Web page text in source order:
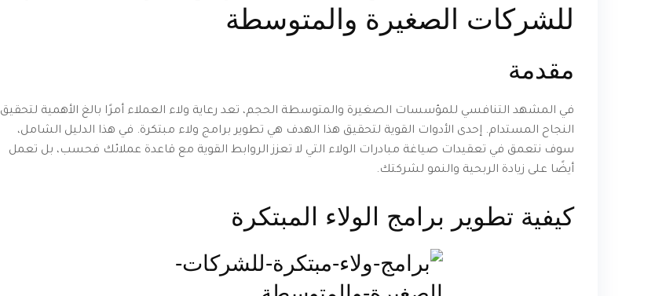
للشركات الصغيرة والمتوسطة
مقدمة
في المشهد التنافسي للمؤسسات الصغيرة والمتوسطة الحجم، تعد رعاية ولاء العملاء أمرًا بالغ الأهمية لتحقيق
النجاح المستدام. إحدى الأدوات القوية لتحقيق هذا الهدف هي تطوير برامج ولاء مبتكرة. في هذا الدليل الشامل،
سوف نتعمق في تعقيدات صياغة مبادرات الولاء التي لا تعزز الروابط القوية مع قاعدة عملائك فحسب، بل تعمل
أيضًا على زيادة الربحية والنمو لشركتك.
كيفية تطوير برامج الولاء المبتكرة